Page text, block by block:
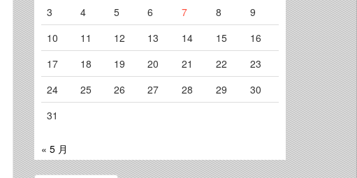
3
4 5 6 7 8
9
10
11 12 13 14 15
16
17
18 19 20 21 22
23
24
25 26 27 28 29
30
31
« 5 月